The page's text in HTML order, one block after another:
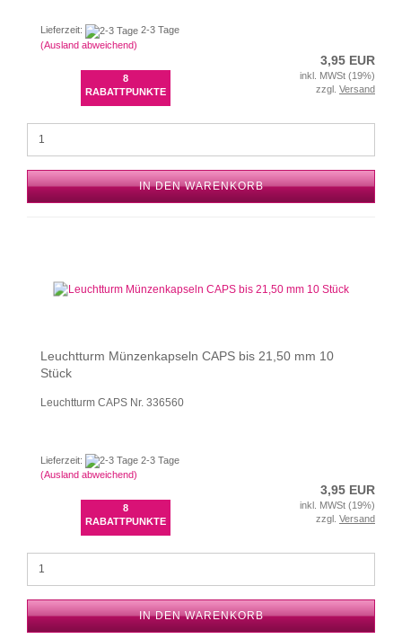
Lieferzeit:
2-3 Tage
(Ausland abweichend)
8
RABATTPUNKTE
3,95 EUR
inkl. MWSt (19%)
zzgl. Versand
IN DEN WARENKORB
Leuchtturm Münzenkapseln CAPS bis 21,50 mm 10
Stück
Leuchtturm CAPS Nr. 336560
Lieferzeit:
2-3 Tage
(Ausland abweichend)
8
RABATTPUNKTE
3,95 EUR
inkl. MWSt (19%)
zzgl. Versand
IN DEN WARENKORB